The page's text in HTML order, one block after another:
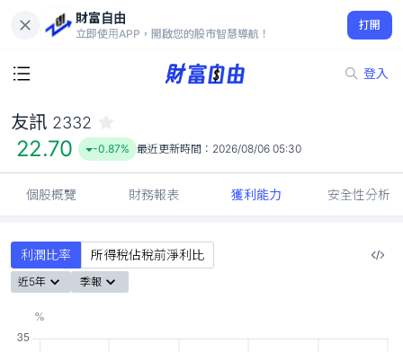
財富自由
立即使用APP，開啟您的股市智慧導航！
打開
登入
22.70
-0.87%
友訊 2332
22.70 -0.87% 最近更新時間： 2026/08/06 05:30
個股概覽 財務報表 獲利能力 安全性分析
利潤比率 所得稅佔稅前淨利比
近5年 季報